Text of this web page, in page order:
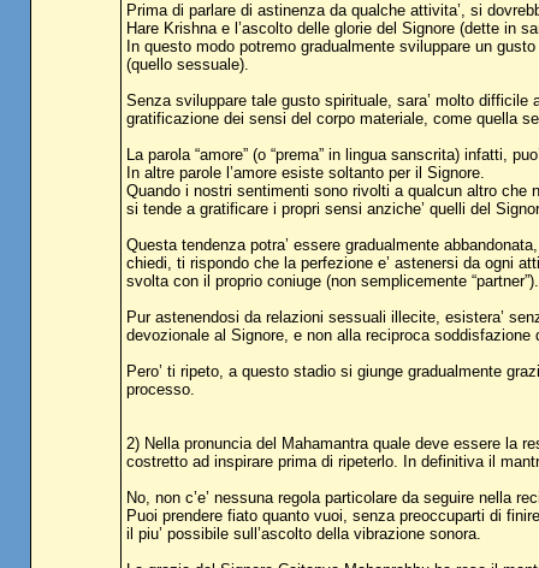
Prima di parlare di astinenza da qualche attivita’, si
Hare Krishna e l’ascolto delle glorie del Signore (dette in
In questo modo potremo gradualmente sviluppare un
(quello sessuale).
Senza sviluppare tale gusto spirituale, sara’ molto difficile
gratificazione dei sensi del corpo materiale, come quella
La parola “amore” (o “prema” in lingua sanscrita) infatti,
In altre parole l’amore esiste soltanto per il Signore.
Quando i nostri sentimenti sono rivolti a qualcun altro che
si tende a gratificare i propri sensi anziche’ quelli del
Questa tendenza potra’ essere gradualmente
chiedi, ti rispondo che la perfezione e’ astenersi da ogni
svolta con il proprio coniuge (non semplicemente “partner”).
Pur astenendosi da relazioni sessuali illecite, esistera’
devozionale al Signore, e non alla reciproca soddisfazione
Pero’ ti ripeto, a questo stadio si giunge gradualmente
processo.
2) Nella pronuncia del Mahamantra quale deve essere la
costretto ad inspirare prima di ripeterlo. In definitiva il
No, non c’e’ nessuna regola particolare da seguire nella
Puoi prendere fiato quanto vuoi, senza preoccuparti di
il piu’ possibile sull’ascolto della vibrazione sonora.